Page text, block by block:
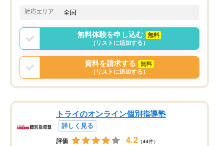
対応エリア 全国
無料体験を申し込む
無料
（リストに追加する）
資料を請求する
無料
（リストに追加する）
トライのオンライン個別指導塾
詳しく見る
評価 4.2 （44件）